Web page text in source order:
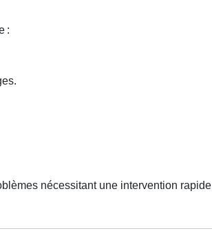
:
nécessitant une intervention rapide